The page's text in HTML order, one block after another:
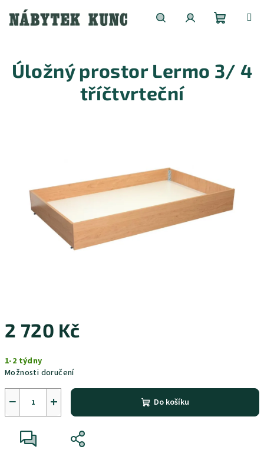
obsah
košík
2 720 Kč
cena:
1-2 týdny
Možnosti doručení
+
− Do košíku
Úložný prostor Lermo 3/ 4
tříčtvrteční